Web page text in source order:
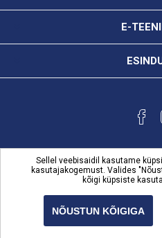
E-
Copyright © 2026 Karl
Sellel veebisaidil kasutame
kasutajakogemust. Valides
kõigi küpsiste
NÕUSTUN KÕIGIGA